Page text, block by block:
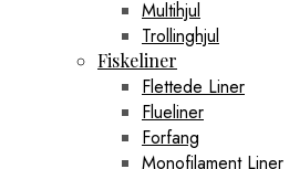
Multihjul
Trollinghjul
Fiskeliner
Flettede Liner
Flueliner
Forfang
Monofilament Liner